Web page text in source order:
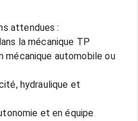
attendues :
la mécanique TP
mécanique automobile ou
hydraulique et
et en équipe